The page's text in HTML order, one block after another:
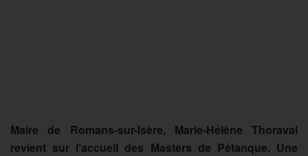
Maire de Romans-sur-Isère, Marie-Hélène Thoraval
revient sur l’accueil des Masters de Pétanque. Une